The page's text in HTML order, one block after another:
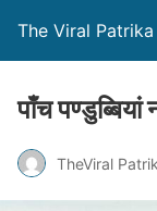
The Viral Patrika
पाँच
TheViral